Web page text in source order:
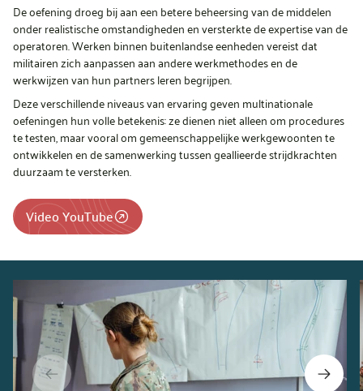
De oefening droeg bij aan een betere beheersing van de middelen
onder realistische omstandigheden en versterkte de expertise van de
operatoren. Werken binnen buitenlandse eenheden vereist dat
militairen zich aanpassen aan andere werkmethodes en de
werkwijzen van hun partners leren begrijpen.
Deze verschillende niveaus van ervaring geven multinationale
oefeningen hun volle betekenis: ze dienen niet alleen om procedures
te testen, maar vooral om gemeenschappelijke werkgewoonten te
ontwikkelen en de samenwerking tussen geallieerde strijdkrachten
duurzaam te versterken.
Video YouTube